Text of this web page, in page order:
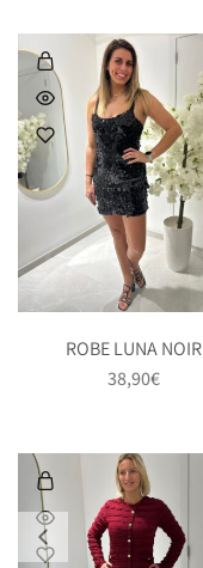
ROBE LUNA NOIR
38,90€